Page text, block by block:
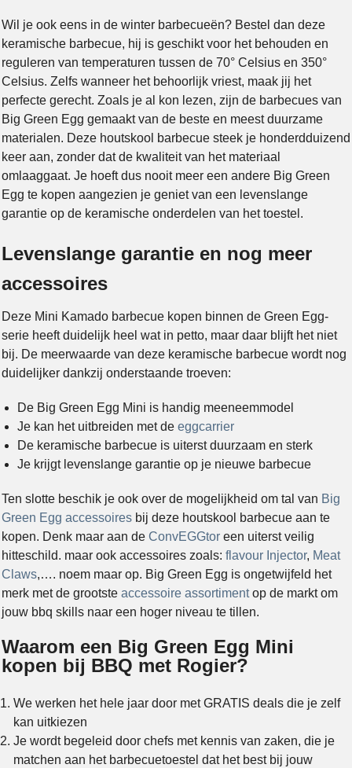
Wil je ook eens in de winter barbecueën? Bestel dan deze
keramische barbecue, hij is geschikt voor het behouden en
reguleren van temperaturen tussen de 70° Celsius en 350°
Celsius. Zelfs wanneer het behoorlijk vriest, maak jij het
perfecte gerecht. Zoals je al kon lezen, zijn de barbecues van
Big Green Egg gemaakt van de beste en meest duurzame
materialen. Deze houtskool barbecue steek je honderdduizend
keer aan, zonder dat de kwaliteit van het materiaal
omlaaggaat. Je hoeft dus nooit meer een andere Big Green
Egg te kopen aangezien je geniet van een levenslange
garantie op de keramische onderdelen van het toestel.
Levenslange garantie en nog meer
accessoires
Deze Mini Kamado barbecue kopen binnen de Green Egg-
serie heeft duidelijk heel wat in petto, maar daar blijft het niet
bij. De meerwaarde van deze keramische barbecue wordt nog
duidelijker dankzij onderstaande troeven:
De Big Green Egg Mini is handig meeneemmodel
Je kan het uitbreiden met de eggcarrier
De keramische barbecue is uiterst duurzaam en sterk
Je krijgt levenslange garantie op je nieuwe barbecue
Ten slotte beschik je ook over de mogelijkheid om tal van Big
Green Egg accessoires bij deze houtskool barbecue aan te
kopen. Denk maar aan de ConvEGGtor een uiterst veilig
hitteschild. maar ook accessoires zoals: flavour Injector, Meat
Claws,…. noem maar op. Big Green Egg is ongetwijfeld het
merk met de grootste accessoire assortimentop de markt om
jouw bbq skills naar een hoger niveau te tillen.
Waarom een Big Green Egg Mini
kopen bij BBQ met Rogier?
We werken het hele jaar door met GRATIS deals die je zelf
kan uitkiezen
Je wordt begeleid door chefs met kennis van zaken, die je
matchen aan het barbecuetoestel dat het best bij jouw